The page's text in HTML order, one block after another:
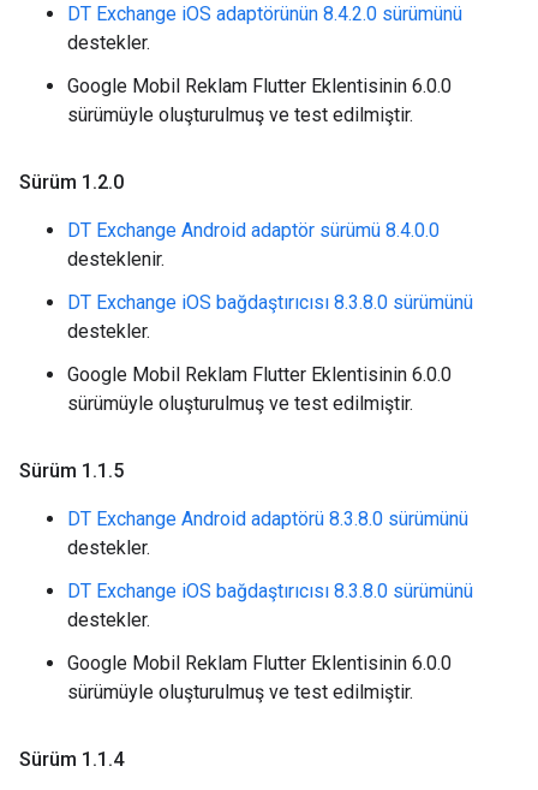
DT Exchange iOS adaptörünün 8.4.2.0 sürümünü
destekler.
Google Mobil Reklam Flutter Eklentisinin 6.0.0
sürümüyle oluşturulmuş ve test edilmiştir.
Sürüm 1 .2.0
DT Exchange Android adaptör sürümü 8.4.0.0
desteklenir.
DT Exchange iOS bağdaştırıcısı 8.3.8.0 sürümünü
destekler.
Google Mobil Reklam Flutter Eklentisinin 6.0.0
sürümüyle oluşturulmuş ve test edilmiştir.
Sürüm 1 .1 .5
DT Exchange Android adaptörü 8.3.8.0 sürümünü
destekler.
DT Exchange iOS bağdaştırıcısı 8.3.8.0 sürümünü
destekler.
Google Mobil Reklam Flutter Eklentisinin 6.0.0
sürümüyle oluşturulmuş ve test edilmiştir.
Sürüm 1 .1 .4